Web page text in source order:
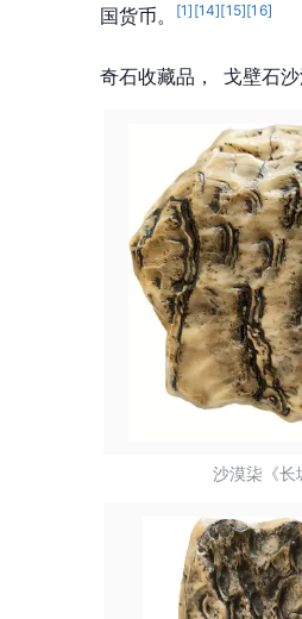
国货币。
[1] [14][15][16]
奇石收藏品，  戈壁石
沙漠柒《